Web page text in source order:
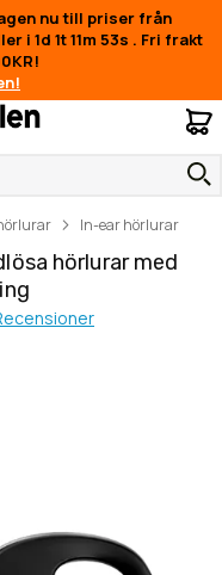
nu till priser från
i 1d 1t 11m 53s . Fri frakt
In-ear hörlurar
hörlurar med